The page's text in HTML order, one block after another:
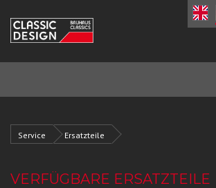
Service Ersatzteile
VERFÜGBARE ERSATZTEILE